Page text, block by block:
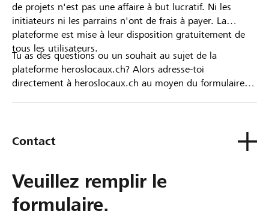
de projets n'est pas une affaire à but lucratif. Ni les
initiateurs ni les parrains n'ont de frais à payer. La
plateforme est mise à leur disposition gratuitement de
tous les utilisateurs.
Tu as des questions ou un souhait au sujet de la
plateforme heroslocaux.ch? Alors adresse-toi
directement à heroslocaux.ch au moyen du formulaire
Contact
Veuillez remplir le
formulaire.